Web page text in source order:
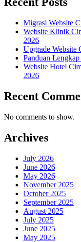
Migrasi Website
Website Klinik
2026
Upgrade Website
Panduan
Website Hotel
2026
Recent
No comments to show.
Archives
July 2026
June 2026
May 2026
November 2025
October 2025
September 2025
August 2025
July 2025
June 2025
May 2025